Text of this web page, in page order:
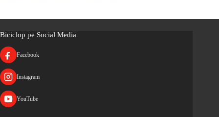
Biciclop pe Social Media
Facebook
Instagram
YouTube